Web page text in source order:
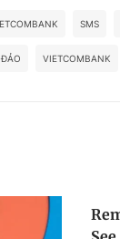
SMS
VIETCOMBANK